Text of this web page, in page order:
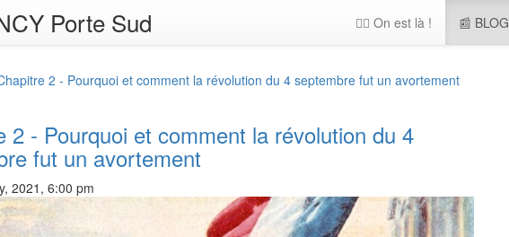
Porte Sud 🖐🏻 On est là ! 📰 BLOG
2 - Pourquoi et comment la révolution du 4 septembre fut un avortement
2 - Pourquoi et comment la révolution du 4
fut un avortement
2021, 6:00 pm